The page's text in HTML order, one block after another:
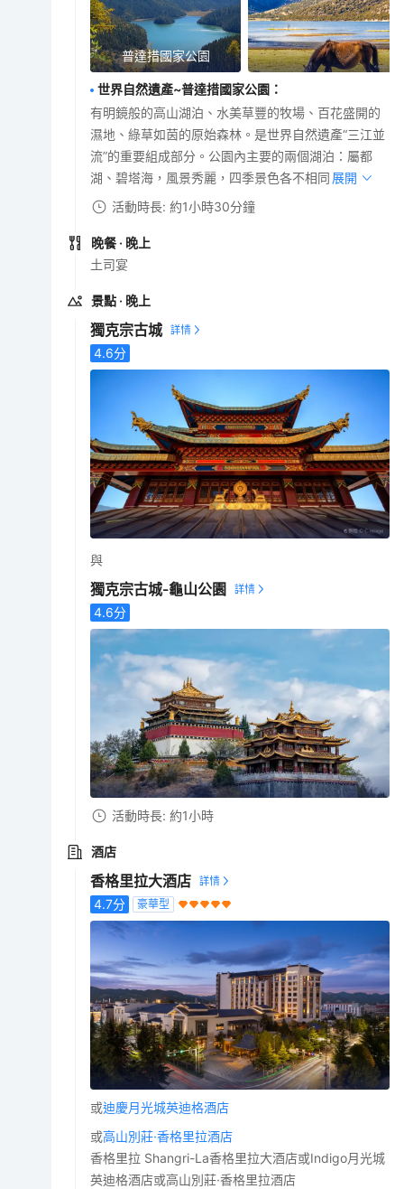
普達措國家公園
世界自然遺產~普達措國家公園 ：
有明鏡般的高山湖泊、水美草豐的牧場、百花盛開的
濕地、綠草如茵的原始森林。是世界自然遺產“三江並
流”的重要組成部分。公園內主要的兩個湖泊：屬都
湖、碧塔海，風景秀麗，四季景色各不相同。展開
活動時長: 約1小時30分鐘
晚餐 · 晚上
土司宴
景點 · 晚上
獨克宗古城
4.6分
與
獨克宗古城-龜山公園
4.6分
活動時長: 約1小時
酒店
香格里拉大酒店
4.7分 豪華型
或迪慶月光城英迪格酒店
或高山別莊·香格里拉酒店
香格里拉 Shangri-La香格里拉大酒店或Indigo月光城
英迪格酒店或高山別莊·香格里拉酒店